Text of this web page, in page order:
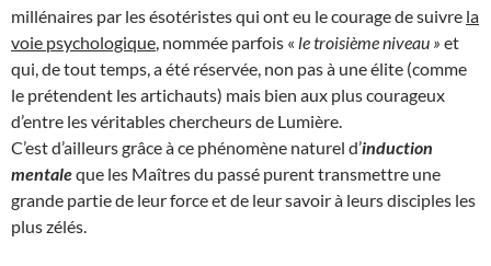
millénaires par les ésotéristes qui ont eu le courage de suivre la
voie psychologique , nommée parfois « le troisième niveau » et
qui, de tout temps, a été réservée, non pas à une élite (comme
le prétendent les artichauts) mais bien aux plus courageux
d’entre les véritables chercheurs de Lumière.
C’est d’ailleurs grâce à ce phénomène naturel d’induction
mentaleque les Maîtres du passé purent transmettre une
grande partie de leur force et de leur savoir à leurs disciples les
plus zélés.